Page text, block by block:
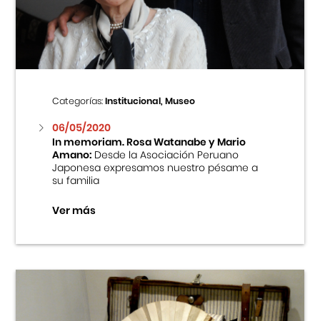
Centro Cultural Peruano Japonés
Cursos
Museo de la Inmigración Japonesa
Fondo Editorial
Teatro Peruano Japonés
Categorías:Institucional, Museo
06/05/2020
In memoriam. Rosa Watanabe y Mario
Amano:Desde la Asociación Peruano
Japonesa expresamos nuestro pésame a
su familia
Ver más